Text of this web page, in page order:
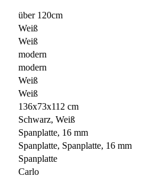
über 120cm
Weiß
Weiß
modern
modern
Weiß
Weiß
136x73x112 cm
Schwarz, Weiß
Spanplatte, 16 mm
Spanplatte, Spanplatte, 16 mm
Spanplatte
Carlo